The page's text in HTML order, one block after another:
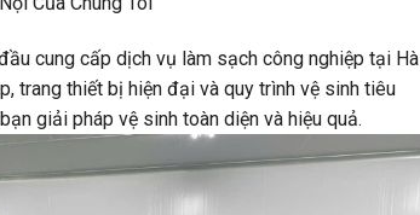
cung cấp dịch vụ làm sạch công nghiệp tại Hà
trang thiết bị hiện đại và quy trình vệ sinh tiêu
giải pháp vệ sinh toàn diện và hiệu quả.